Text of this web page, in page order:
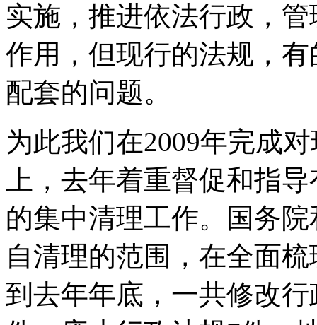
实施，推进依法行政，
作用，但现行的法规，
配套的问题。
为此我们在2009年完成
上，去年着重督促和指
的集中清理工作。国务
自清理的范围，在全面
到去年年底，一共修改